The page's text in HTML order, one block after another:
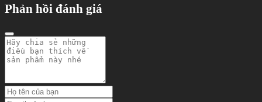
Phản hồi đánh giá